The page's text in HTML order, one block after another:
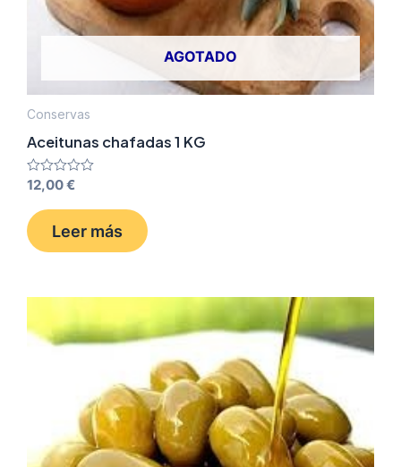
AGOTADO
Conservas
Aceitunas chafadas 1 KG
Valorado
con
de
5
12,00€
Leer más